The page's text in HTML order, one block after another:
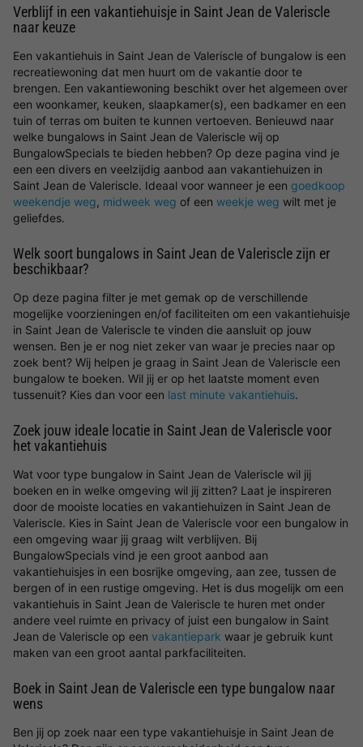
Verblijf in een vakantiehuisje in Saint Jean de Valeriscle
naar keuze
Een vakantiehuis in Saint Jean de Valeriscle of bungalow is een
recreatiewoning dat men huurt om de vakantie door te
brengen. Een vakantiewoning beschikt over het algemeen over
een woonkamer, keuken, slaapkamer(s), een badkamer en een
tuin of terras om buiten te kunnen vertoeven. Benieuwd naar
welke bungalows in Saint Jean de Valeriscle wij op
BungalowSpecials te bieden hebben? Op deze pagina vind je
een een divers en veelzijdig aanbod aan vakantiehuizen in
Saint Jean de Valeriscle. Ideaal voor wanneer je een goedkoop
weekendje weg, midweek weg of een weekje weg wilt met je
geliefdes.
Welk soort bungalows in Saint Jean de Valeriscle zijn er
beschikbaar?
Op deze pagina filter je met gemak op de verschillende
mogelijke voorzieningen en/of faciliteiten om een vakantiehuisje
in Saint Jean de Valeriscle te vinden die aansluit op jouw
wensen. Ben je er nog niet zeker van waar je precies naar op
zoek bent? Wij helpen je graag in Saint Jean de Valeriscle een
bungalow te boeken. Wil jij er op het laatste moment even
tussenuit? Kies dan voor een last minute vakantiehuis.
Zoek jouw ideale locatie in Saint Jean de Valeriscle voor
het vakantiehuis
Wat voor type bungalow in Saint Jean de Valeriscle wil jij
boeken en in welke omgeving wil jij zitten? Laat je inspireren
door de mooiste locaties en vakantiehuizen in Saint Jean de
Valeriscle. Kies in Saint Jean de Valeriscle voor een bungalow in
een omgeving waar jij graag wilt verblijven. Bij
BungalowSpecials vind je een groot aanbod aan
vakantiehuisjes in een bosrijke omgeving, aan zee, tussen de
bergen of in een rustige omgeving. Het is dus mogelijk om een
vakantiehuis in Saint Jean de Valeriscle te huren met onder
andere veel ruimte en privacy of juist een bungalow in Saint
Jean de Valeriscle op een vakantiepark waar je gebruik kunt
maken van een groot aantal parkfaciliteiten.
Boek in Saint Jean de Valeriscle een type bungalow naar
wens
Ben jij op zoek naar een type vakantiehuisje in Saint Jean de